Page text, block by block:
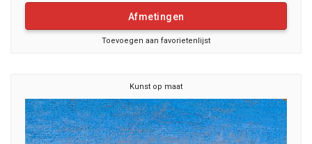
Afmetingen
Toevoegen aan favorietenlijst
Kunst op maat